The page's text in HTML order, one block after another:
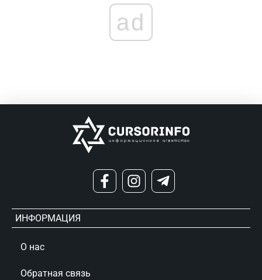
ad
ИНФОРМАЦИЯ
О нас
Обратная связь